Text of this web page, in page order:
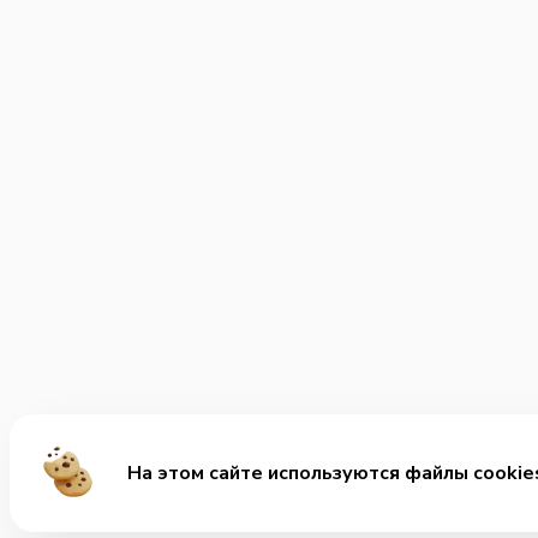
На этом сайте используются файлы